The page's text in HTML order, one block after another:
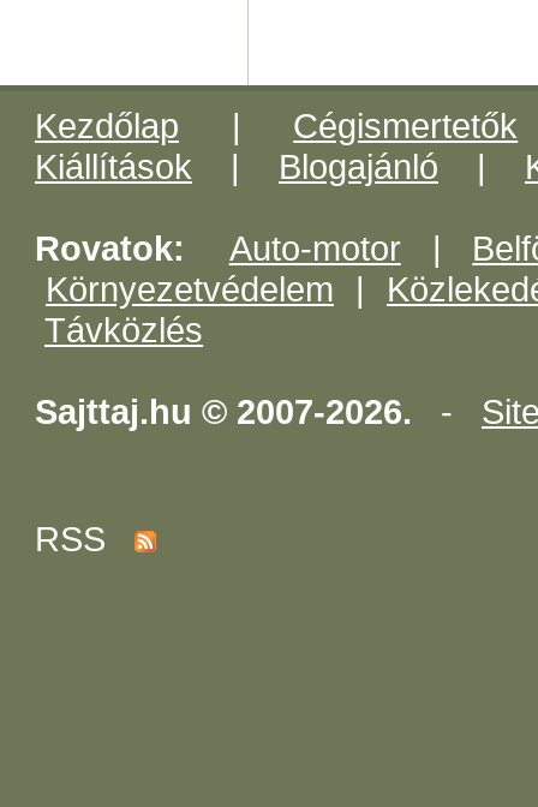
Kezdőlap | Cégismertetők
Kiállítások | Blogajánló |
Rovatok: Auto-motor|
Környezetvédelem |
Távközlés
Sajttaj.hu © 2007-2026. -
RSS